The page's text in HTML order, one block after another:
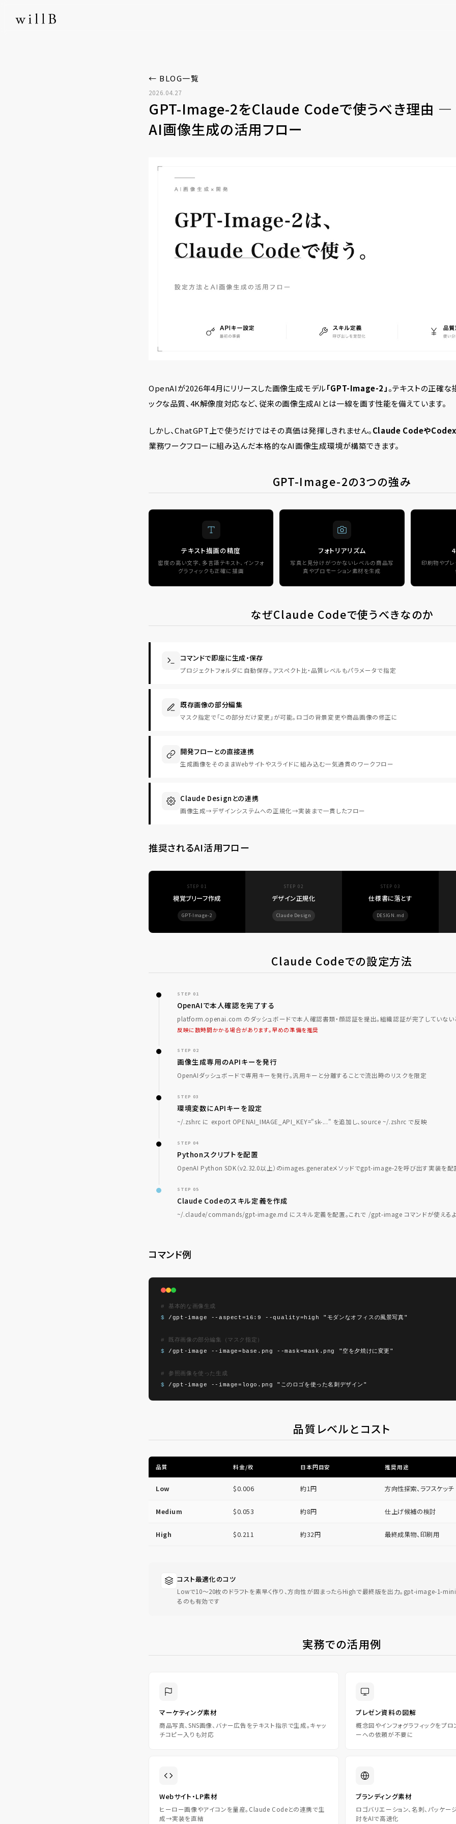
← BLOG一覧
2026.04.27
GPT-Image-2をClaude Codeで使うべき理由 ―
AI画像生成の活用フロー
OpenAIが2026年4月にリリースした画像生成モデル「GPT-Image-2」。テキストの正確な
ックな品質、4K解像度対応など、従来の画像生成AIとは一線を画す性能を備えています。
しかし、ChatGPT上で使うだけではその真価は発揮しきれません。Claude CodeやCodex
業務ワークフローに組み込んだ本格的なAI画像生成環境が構築できます。
GPT-Image-2の3つの強み
テキスト描画の精度
密度の高い文字、多言語テキスト、インフォ
グラフィックも正確に描画
フォトリアリズム
写真と見分けがつかないレベルの商品写
真やプロモーション素材を生成
印刷物やプ
なぜClaude Codeで使うべきなのか
コマンドで即座に生成・保存
プロジェクトフォルダに自動保存。アスペクト比・品質レベルもパラメータで指定
既存画像の部分編集
マスク指定で「この部分だけ変更」が可能。ロゴの背景変更や商品画像の修正に
開発フローとの直接連携
生成画像をそのままWebサイトやスライドに組み込む一気通貫のワークフロー
Claude Designとの連携
画像生成→デザインシステムへの正規化→実装まで一貫したフロー
推奨されるAI活用フロー
STEP 01
視覚ブリーフ作成
GPT-Image-2
STEP 02
デザイン正規化
Claude Design
STEP 03
仕様書に落とす
DESIGN.md
Claude Codeでの設定方法
STEP 01
OpenAIで本人確認を完了する
platform.openai.com のダッシュボードで本人確認書類・顔認証を提出。組織認証が完了していない
反映に数時間かかる場合があります。早めの準備を推奨
STEP 02
画像生成専用のAPIキーを発行
OpenAIダッシュボードで専用キーを発行。汎用キーと分離することで流出時のリスクを限定
STEP 03
環境変数にAPIキーを設定
~/.zshrc に export OPENAI_IMAGE_API_KEY="sk-..." を追加し、source ~/.zshrc で反映
STEP 04
Pythonスクリプトを配置
OpenAI Python SDK（v2.32.0以上）のimages.generateメソッドでgpt-image-2を呼び出す実装を配
STEP 05
Claude Codeのスキル定義を作成
~/.claude/commands/gpt-image.md にスキル定義を配置。これで /gpt-image コマンドが使える
コマンド例
# 基本的な画像生成
$/gpt-image --aspect=16:9 --quality=high "モダンなオフィスの風景写真"
# 既存画像の部分編集（マスク指定）
$/gpt-image --image=base.png --mask=mask.png "空を夕焼けに変更"
# 参照画像を使った生成
$/gpt-image --image=logo.png "このロゴを使った名刺デザイン"
品質レベルとコスト
品質 料金/枚 日本円目安 推奨用途
Low $0.006 約1円 方向性探索、ラフスケッチ
Medium $0.053 約8円 仕上げ候補の検討
High $0.211 約32円 最終成果物、印刷用
コスト最適化のコツ
Lowで10〜20枚のドラフトを素早く作り、方向性が固まったらHighで最終版を出力。gpt-image-1-
るのも有効です
実務での活用例
マーケティング素材
商品写真、SNS画像、バナー広告をテキスト指示で生成。キャッ
チコピー入りも対応
プレゼン資料の図解
概念図やインフォグラフィックをプロ
ーへの依頼が不要に
Webサイト・LP素材
ヒーロー画像やアイコンを量産。Claude Codeとの連携で生
成→実装を直結
ブランディング素材
ロゴバリエーション、名刺、パッケー
討をAIで高速化